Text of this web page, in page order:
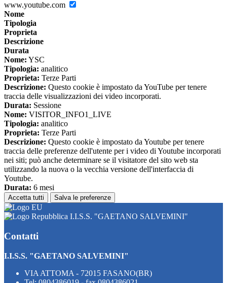
www.youtube.com
Nome
Tipologia
Proprieta
Descrizione
Durata
Nome: YSC
Tipologia: analitico
Proprieta: Terze Parti
Descrizione: Questo cookie è impostato da YouTube per tenere
traccia delle visualizzazioni dei video incorporati.
Durata: Sessione
Nome: VISITOR_INFO1_LIVE
Tipologia: analitico
Proprieta: Terze Parti
Descrizione: Questo cookie è impostato da Youtube per tenere
traccia delle preferenze dell'utente per i video di Youtube incorporati
nei siti; può anche determinare se il visitatore del sito web sta
utilizzando la nuova o la vecchia versione dell'interfaccia di
Youtube.
Durata: 6 mesi
Accetta tutti Salva le preferenze
I.I.S.S. "GAETANO SALVEMINI"
Contatti
I.I.S.S. "GAETANO SALVEMINI"
VIA ATTOMA - 72015 FASANO(BR)